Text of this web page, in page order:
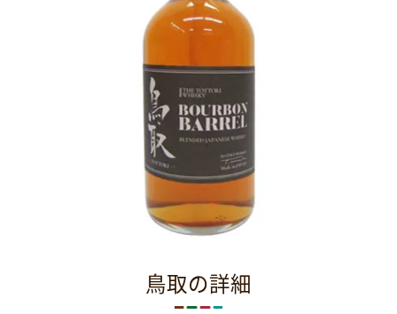
鳥取の詳細